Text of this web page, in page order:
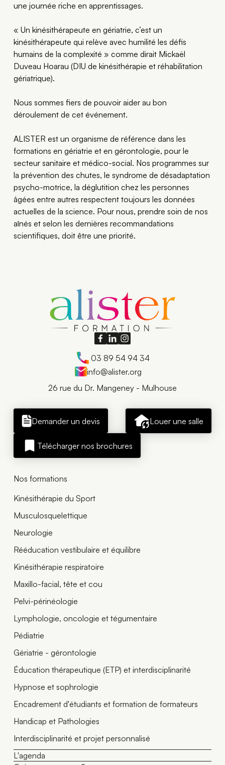
une journée riche en apprentissages.
« Un kinésithérapeute en gériatrie, c’est un
kinésithérapeute qui relève avec humilité les défis
humains de la complexité » comme dirait Mickaël
Duveau Hoarau (DIU de kinésithérapie et réhabilitation
gériatrique).
Nous sommes fiers de pouvoir aider au bon
déroulement de cet événement.
ALISTER est un organisme de référence dans les
formations en gériatrie et en gérontologie, pour le
secteur sanitaire et médico-social. Nos programmes sur
la prévention des chutes, le syndrome de désadaptation
psycho-motrice, la déglutition chez les personnes
âgées entre autres respectent toujours les données
actuelles de la science. Pour nous, prendre soin de nos
aînés et selon les dernières recommandations
scientifiques, doit être une priorité.
03 89 54 94 34
info@alister.org
26 rue du Dr. Mangeney - Mulhouse
Demander un devis Louer une salle
Télécharger nos brochures
Nos formations
Kinésithérapie du Sport
Musculosquelettique
Neurologie
Rééducation vestibulaire et équilibre
Kinésithérapie respiratoire
Maxillo-facial, tête et cou
Pelvi-périnéologie
Lymphologie, oncologie et tégumentaire
Pédiatrie
Gériatrie - gérontologie
Éducation thérapeutique (ETP) et interdisciplinarité
Hypnose et sophrologie
Encadrement d'étudiants et formation de formateurs
Handicap et Pathologies
Interdisciplinarité et projet personnalisé
L'agenda